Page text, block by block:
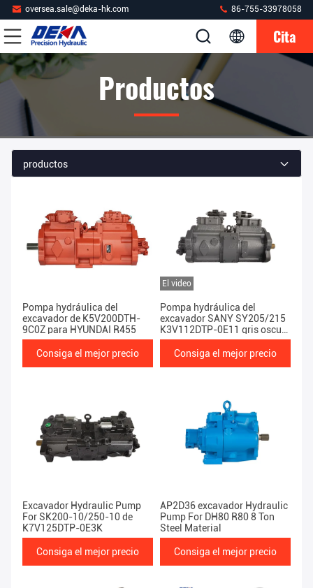
oversea.sale@deka-hk.com 86-755-33978058
Cita
Productos
productos
Pompa hydráulica del
excavador de K5V200DTH-
9C0Z para HYUNDAI R455
Consiga el mejor precio
El video
Pompa hydráulica del
excavador SANY SY205/215
K3V112DTP-0E11 gris oscuro
20 ~ 22 toneladas
Consiga el mejor precio
Excavador Hydraulic Pump
For SK200-10/250-10 de
K7V125DTP-0E3K
Consiga el mejor precio
AP2D36 excavador Hydraulic
Pump For DH80 R80 8 Ton
Steel Material
Consiga el mejor precio